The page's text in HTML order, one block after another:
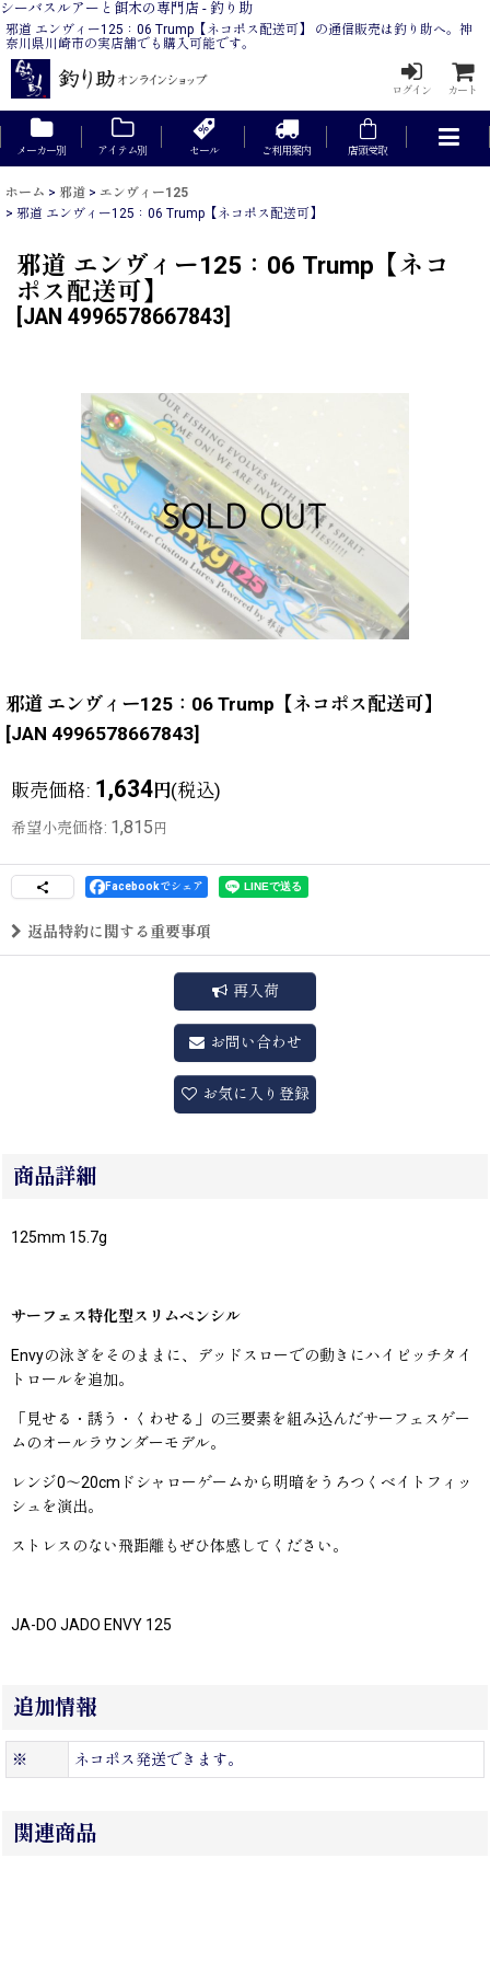
シーバスルアーと餌木の専門店 - 釣り助
邪道 エンヴィー125：06 Trump【ネコポス配送可】 の通信販売は釣り助へ。神
奈川県川崎市の実店舗でも購入可能です。
ログイン カート
メーカー別 アイテム別 セール ご利用案内 店頭受取
ホーム > 邪道 > エンヴィー125
> 邪道 エンヴィー125：06 Trump【ネコポス配送可】
邪道 エンヴィー125：06 Trump【ネコ
ポス配送可】
JAN 4996578667843
邪道 エンヴィー125：06 Trump【ネコポス配送可】
[JAN 4996578667843]
販売価格: 1,634円(税込)
希望小売価格: 1,815 円
Facebookでシェア
返品特約に関する重要事項
再入荷
お問い合わせ
お気に入り登録
商品詳細
125mm 15.7g
サーフェス特化型スリムペンシル
Envyの泳ぎをそのままに、デッドスローでの動きにハイピッチタイ
トロールを追加。
「見せる・誘う・くわせる」の三要素を組み込んだサーフェスゲー
ムのオールラウンダーモデル。
レンジ0〜20cmドシャローゲームから明暗をうろつくベイトフィッ
シュを演出。
ストレスのない飛距離もぜひ体感してください。
JA-DO JADO ENVY 125
追加情報
※ ネコポス発送できます。
関連商品